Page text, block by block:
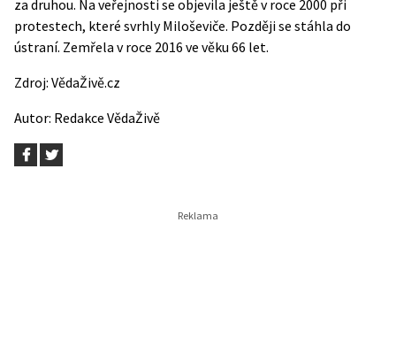
za druhou. Na veřejnosti se objevila ještě v roce 2000 při
protestech, které svrhly Miloševiče. Později se stáhla do
ústraní. Zemřela v roce 2016 ve věku 66 let.
Zdroj: VědaŽivě.cz
Autor: Redakce VědaŽivě